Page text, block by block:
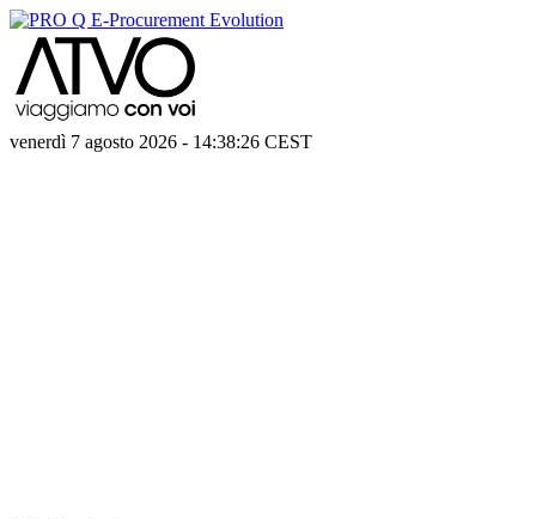
venerdì 7 agosto 2026 - 14:38:26 CEST